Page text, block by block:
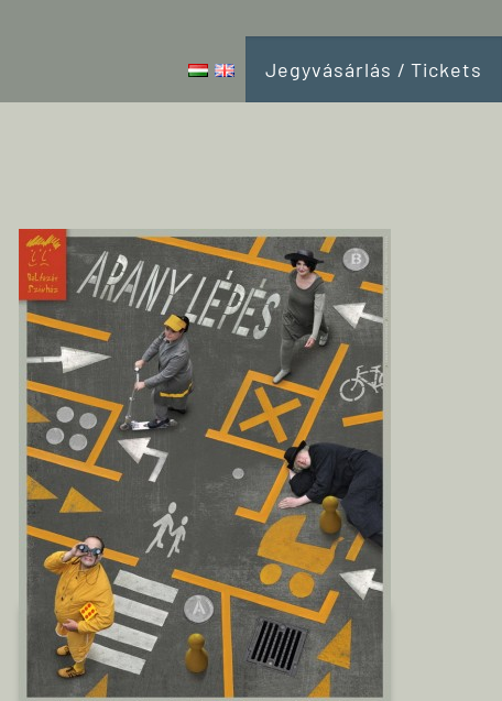
Jegyvásárlás / Tickets